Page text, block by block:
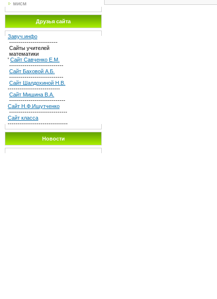
мисм
Друзья сайта
Завуч.инфо
-------------------------
Сайты учителей
математики
' Сайт Савченко Е.М.
----------------------------
Сайт Баховой А.Б.
----------------------------
Сайт Шалдохиной Н.В.
---------------------------
Сайт Мишина В.А.
-----------------------------
Сайт Н.Ф.Ишутченко
------------------------------
Сайт класса
-------------------------------
Новости